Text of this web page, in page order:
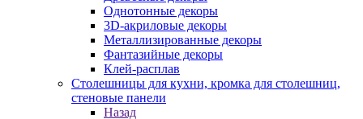
Однотонные декоры
3D-акриловые декоры
Металлизированные декоры
Фантазийные декоры
Клей-расплав
Столешницы для кухни, кромка для столешниц,
стеновые панели
Назад